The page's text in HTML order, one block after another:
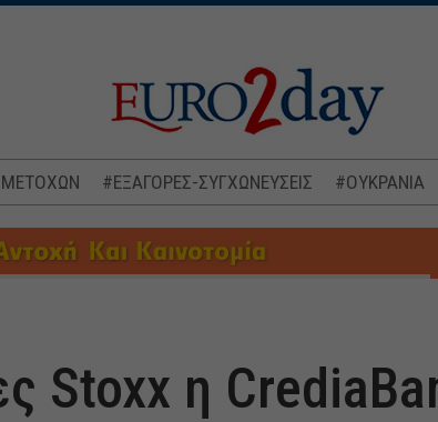
ΜΕΤΟΧΩΝ #ΕΞΑΓΟΡΕΣ-ΣΥΓΧΩΝΕΥΣΕΙΣ #ΟΥΚΡΑΝΙΑ
Stoxx η